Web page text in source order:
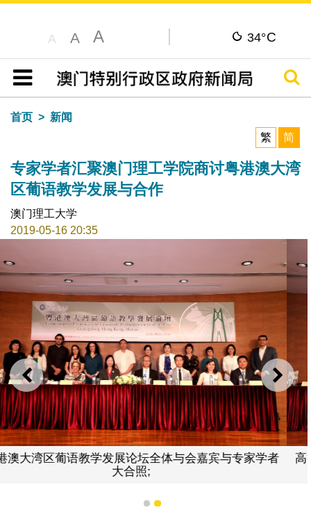
A A A 34°C
目录
搜寻
首页
新闻
繁
简
专家学者汇聚澳门理工学院商讨粤港澳大湾
区葡语教学发展与合作
澳门理工大学
2019-05-16 20:35
上一则 下一
高等教育局局长苏朝晖及澳门理工学院副院长李雁莲向与
会嘉宾赠书。
1 2